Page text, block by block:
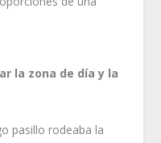
la zona de día y la
pasillo rodeaba la